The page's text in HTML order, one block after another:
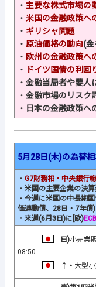
・ 主要な株式市場の
・ 米国の金融政策へ
・ ギリシャ問題
・ 原油価格の動向(
・ 欧州の金融政策へ
・
ドイツ国債の利回
・ 金融当局者や要人
・ 金融市場のリスク
・ 日本の金融政策へ
5月28日(木)の為替
・ G7財務相・中央銀行
・ 米国の主要企業の決
・ 今週に米国の中長期
価連動債、28日・7年債)
・ 来週(6月3日)に[欧)
08:50
日)小売業
↑・ 大型